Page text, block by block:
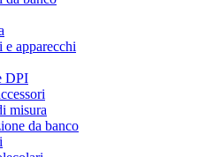
apparecchi
DPI
misura
da banco